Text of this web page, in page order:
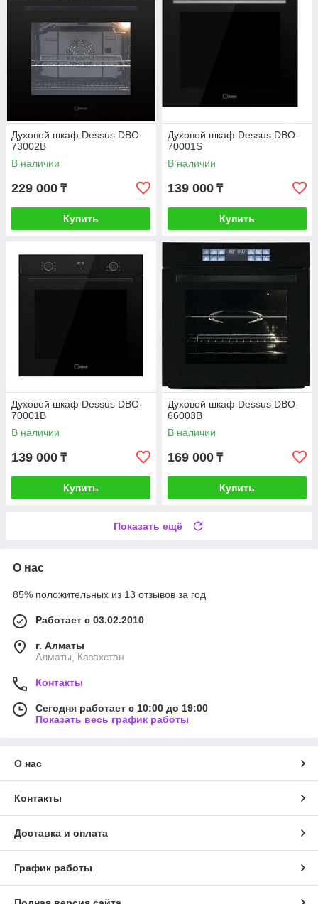
Духовой шкаф Dessus DBO-
73002B
В наличии
229 000 ₸
Купить
Духовой шкаф Dessus DBO-
70001S
В наличии
139 000 ₸
Купить
Духовой шкаф Dessus DBO-
70001B
В наличии
139 000 ₸
Купить
Духовой шкаф Dessus DBO-
66003B
В наличии
169 000 ₸
Купить
Показать ещё
О нас
85% положительных из 13 отзывов за год
Работает с 03.02.2010
г. Алматы
Алматы, Казахстан
Контакты
Сегодня работает с 10:00 до 19:00
Показать весь график работы
О нас
Контакты
Доставка и оплата
График работы